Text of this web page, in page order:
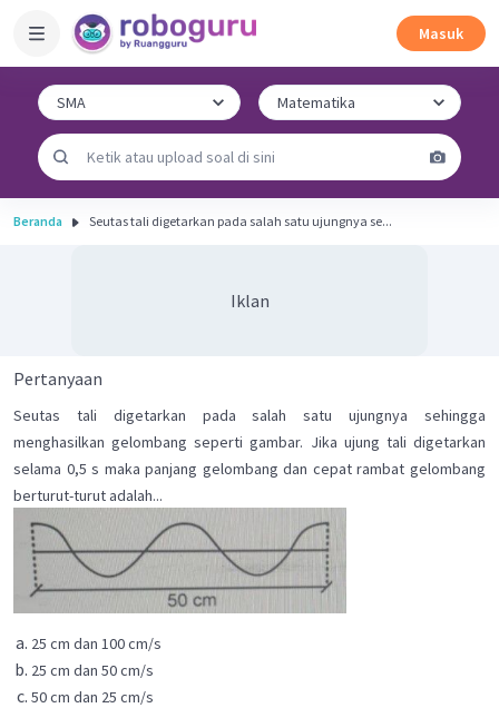
Masuk
Beranda Seutas tali digetarkan pada salah satu ujungnya se...
Iklan
Pertanyaan
Seutas tali digetarkan pada salah satu ujungnya sehingga
menghasilkan gelombang seperti gambar. Jika ujung tali digetarkan
selama 0,5 s maka panjang gelombang dan cepat rambat gelombang
berturut-turut adalah...
25 cm dan 100 cm/s
25 cm dan 50 cm/s
50 cm dan 25 cm/s